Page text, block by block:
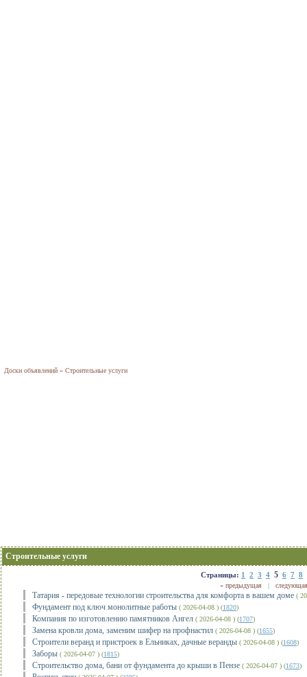
Доски объявлений » Строительные услуги
Строительные услуги
Страницы: 1 2 3 4 5 6 7 8
« предыдущая|
Татария - передовые технологии строительства для комфорта в вашем доме (
Фундамент под ключ монолитные работы ( 2026-04-08 ) (1820)
Компания по изготовлению памятников Ангел ( 2026-04-08 ) (1707)
Замена кровли дома, заменим шифер на профнастил ( 2026-04-08 ) (1655)
Строители веранд и пристроек в Ельниках, дачные веранды ( 2026-04-08 ) (1608)
Заборы ( 2026-04-07 ) (1815)
Строительство дома, бани от фундамента до крыши в Пензе ( 2026-04-07 ) (1673)